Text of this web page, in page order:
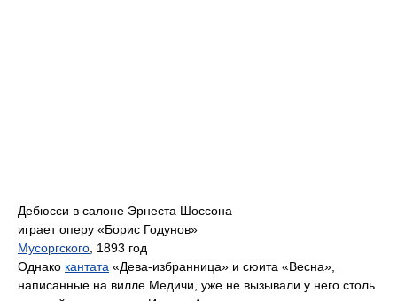
Дебюсси в салоне Эрнеста Шоссона
играет оперу «Борис Годунов»
Мусоргского , 1893 год
Однако кантата «Дева-избранница» и сюита «Весна»,
написанные на вилле Медичи, уже не вызывали у него столь